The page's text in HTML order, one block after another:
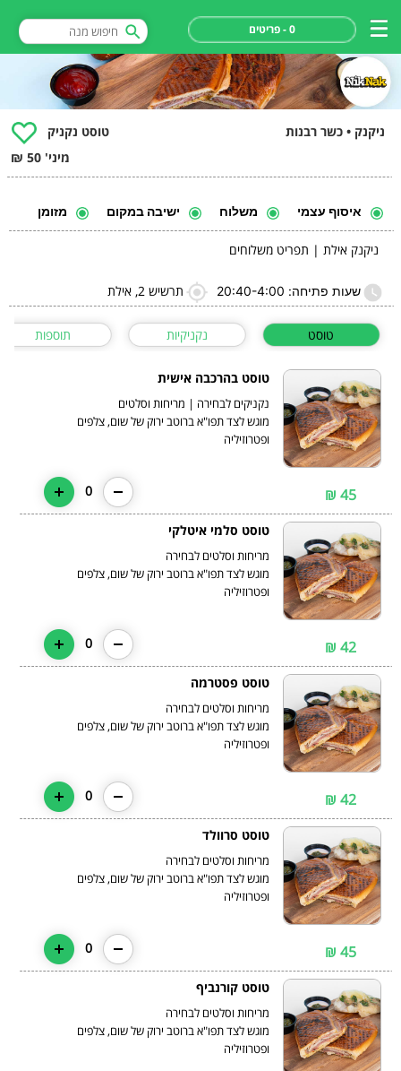
0 - פריטים
טוסט נקניק
ניקנק • כשר רבנות
מיני' 50 ₪
איסוף עצמי משלוח ישיבה במקום מזומן
ניקנק אילת | תפריט משלוחים
שעות פתיחה: 20:40-4:00 תרשיש 2, אילת
טוסט נקניקיות תוספות
טוסט בהרכבה אישית
מוגש לצד תפו"א ברוטב ירוק של שום, צלפים
ופטרוזיליה
45 ₪
0
טוסט סלמי איטלקי
מוגש לצד תפו"א ברוטב ירוק של שום, צלפים
ופטרוזיליה
42 ₪
0
טוסט פסטרמה
מוגש לצד תפו"א ברוטב ירוק של שום, צלפים
ופטרוזיליה
42 ₪
0
טוסט סרוולד
מוגש לצד תפו"א ברוטב ירוק של שום, צלפים
ופטרוזיליה
45 ₪
0
טוסט קורנביף
מוגש לצד תפו"א ברוטב ירוק של שום, צלפים
ופטרוזיליה